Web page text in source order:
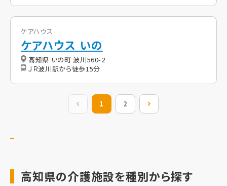
ケアハウス
ケアハウス いの
高知県 いの町 波川560-2
ＪＲ波川駅から徒歩15分
前の20件
1 2
高知県の介護施設を種別から探す